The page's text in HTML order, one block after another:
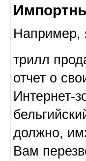
Например,
трилл
отчет о
Интернет-
должно,
Вам